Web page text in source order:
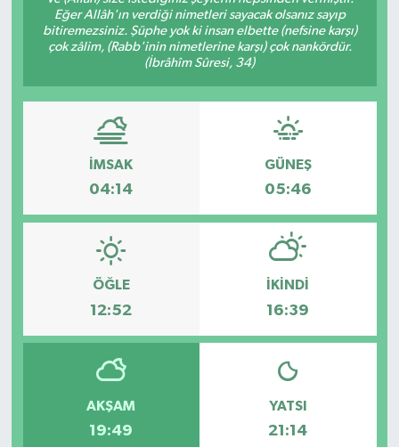
Eğer Allâh'ın verdiği nimetleri sayacak olsanız sayıp
bitiremezsiniz. Şüphe yok ki insan elbette (nefsine karşı)
çok zâlim, (Rabb'inin nimetlerine karşı) çok nankördür.
(İbrâhîm Sûresi, 34)
İMSAK
04:14
GÜNEŞ
05:46
ÖĞLE
12:52
İKINDI
16:39
AKŞAM
19:49
YATSI
21:14
Ekonomi
Tokat Haber